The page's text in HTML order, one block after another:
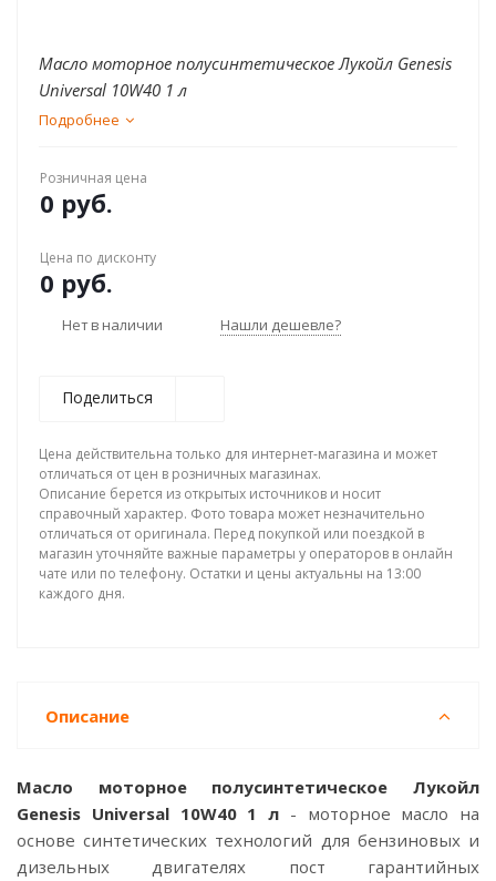
Масло моторное полусинтетическое Лукойл Genesis
Universal 10W40 1 л
Подробнее
Розничная цена
0 руб.
Цена по дисконту
0 руб.
Нет в наличии Нашли дешевле?
Поделиться
Цена действительна только для интернет-магазина и может
отличаться от цен в розничных магазинах.
Описание берется из открытых источников и носит
справочный характер. Фото товара может незначительно
отличаться от оригинала. Перед покупкой или поездкой в
магазин уточняйте важные параметры у операторов в онлайн
чате или по телефону. Остатки и цены актуальны на 13:00
каждого дня.
Описание
Масло моторное полусинтетическое Лукойл
Genesis Universal 10W40 1 л - моторное масло на
основе синтетических технологий для бензиновых и
дизельных двигателях пост гарантийных